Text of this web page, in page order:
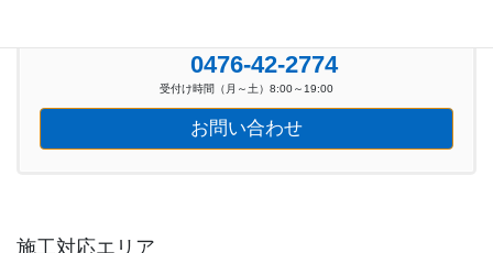
0476-42-2774
受付け時間（月～土）8:00～19:00
お問い合わせ
施工対応エリア